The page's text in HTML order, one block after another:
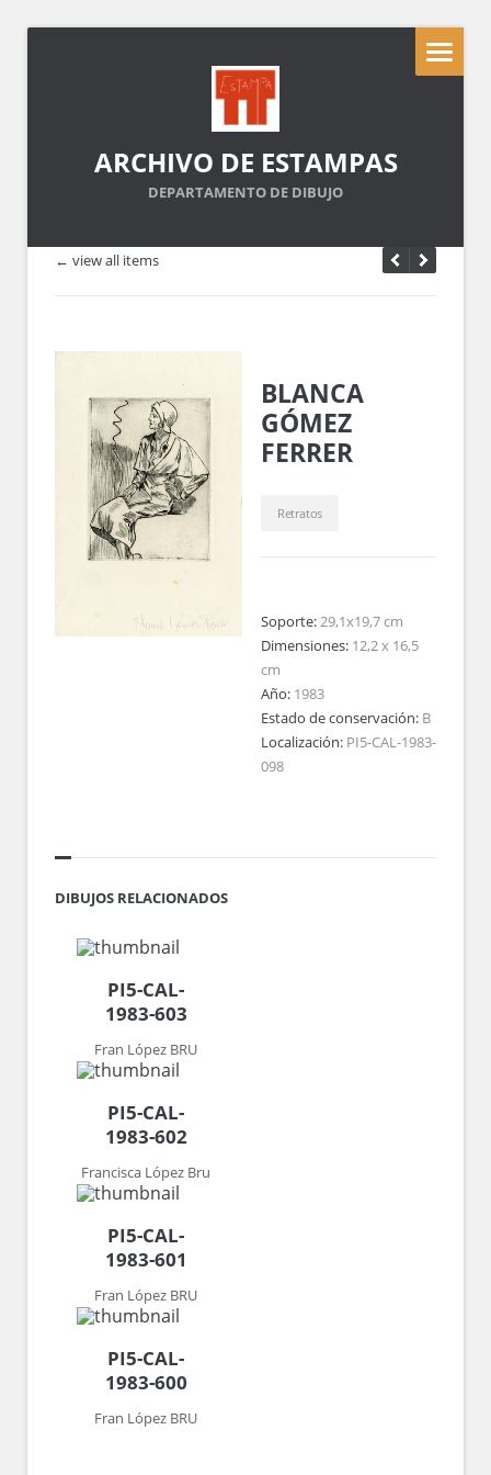
ARCHIVO DE ESTAMPAS
DEPARTAMENTO DE DIBUJO
← view all items
BLANCA
GÓMEZ
FERRER
Retratos
Soporte:29,1x19,7 cm
Dimensiones: 12,2 x 16,5
cm
Año: 1983
Estado de conservación: B
Localización: PI5-CAL-1983-
098
DIBUJOS RELACIONADOS
PI5-CAL-
1983-603
Fran López BRU
PI5-CAL-
1983-602
Francisca López Bru
PI5-CAL-
1983-601
Fran López BRU
PI5-CAL-
1983-600
Fran López BRU